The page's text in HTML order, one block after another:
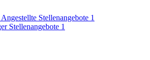
Stellenangebote 1
Stellenangebote 1